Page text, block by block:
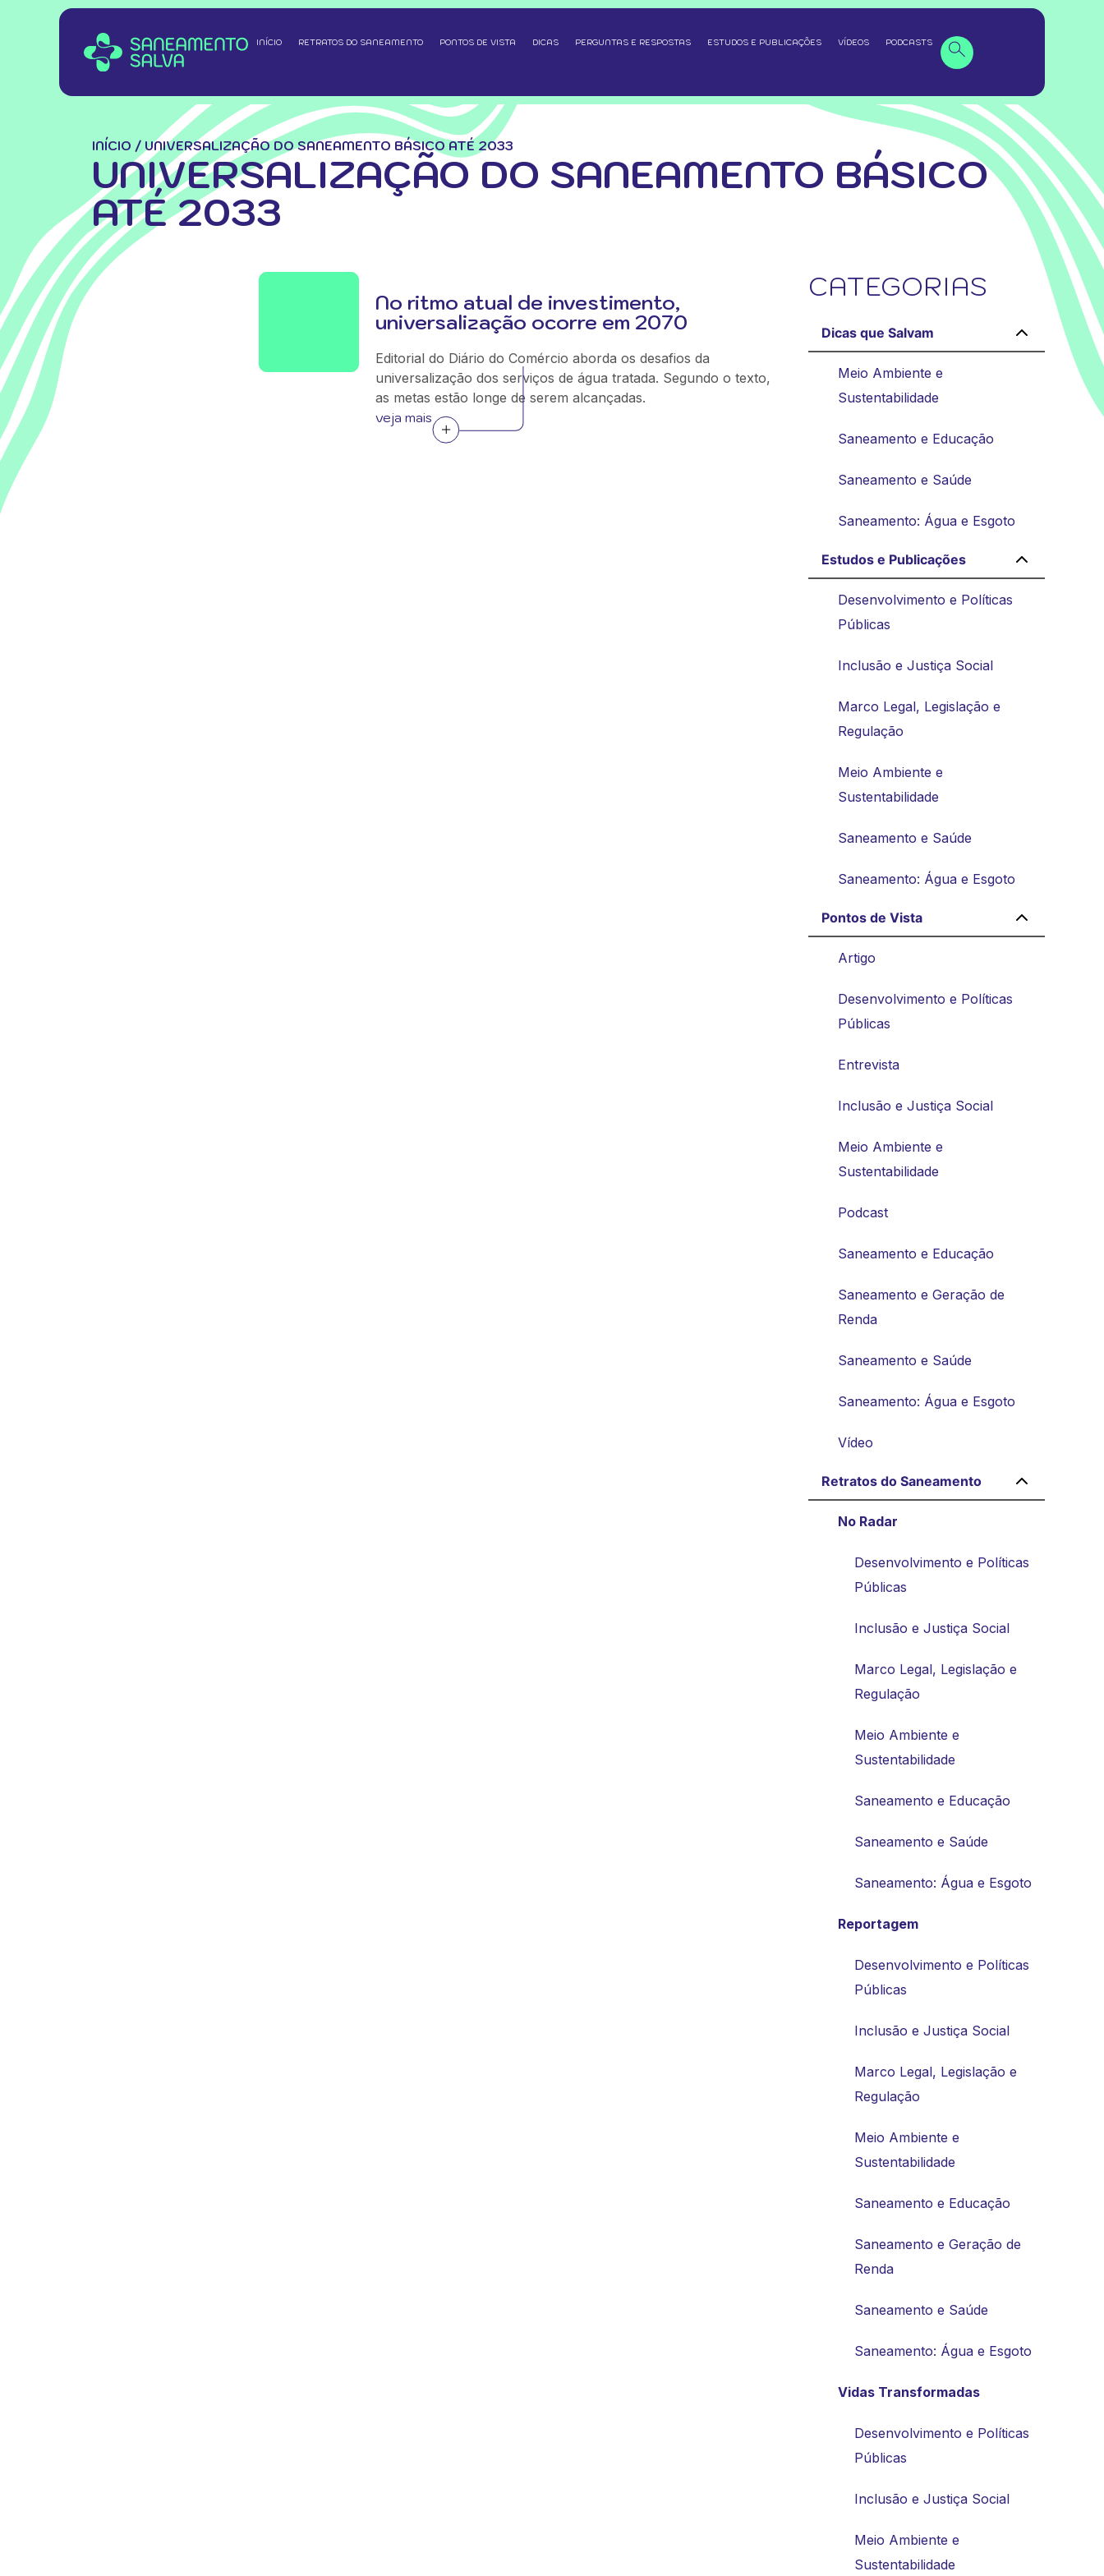
INÍCIO RETRATOS DO SANEAMENTO PONTOS DE VISTA DICAS PERGUNTAS E RESPOSTAS ESTUDOS E PUBLICAÇÕES VÍDEOS PODCASTS
INÍCIO / UNIVERSALIZAÇÃO DO SANEAMENTO BÁSICO ATÉ 2033
UNIVERSALIZAÇÃO DO SANEAMENTO BÁSICO
ATÉ 2033
No ritmo atual de investimento,
universalização ocorre em 2070
Editorial do Diário do Comércio aborda os desafios da
universalização dos serviços de água tratada. Segundo o texto,
as metas estão longe de serem alcançadas.
veja mais
CATEGORIAS
Dicas que Salvam
Meio Ambiente e
Sustentabilidade
Saneamento e Educação
Saneamento e Saúde
Saneamento: Água e Esgoto
Estudos e Publicações
Desenvolvimento e Políticas
Públicas
Inclusão e Justiça Social
Marco Legal, Legislação e
Regulação
Meio Ambiente e
Sustentabilidade
Saneamento e Saúde
Saneamento: Água e Esgoto
Pontos de Vista
Artigo
Desenvolvimento e Políticas
Públicas
Entrevista
Inclusão e Justiça Social
Meio Ambiente e
Sustentabilidade
Podcast
Saneamento e Educação
Saneamento e Geração de
Renda
Saneamento e Saúde
Saneamento: Água e Esgoto
Vídeo
Retratos do Saneamento
No Radar
Desenvolvimento e Políticas
Públicas
Inclusão e Justiça Social
Marco Legal, Legislação e
Regulação
Meio Ambiente e
Sustentabilidade
Saneamento e Educação
Saneamento e Saúde
Saneamento: Água e Esgoto
Reportagem
Desenvolvimento e Políticas
Públicas
Inclusão e Justiça Social
Marco Legal, Legislação e
Regulação
Meio Ambiente e
Sustentabilidade
Saneamento e Educação
Saneamento e Geração de
Renda
Saneamento e Saúde
Saneamento: Água e Esgoto
Vidas Transformadas
Desenvolvimento e Políticas
Públicas
Inclusão e Justiça Social
Meio Ambiente e
Sustentabilidade